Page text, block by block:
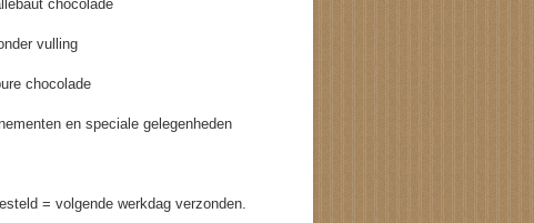
chocolade
vulling
chocolade
en speciale gelegenheden
= volgende werkdag verzonden.